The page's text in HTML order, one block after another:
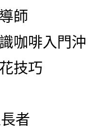
師
咖啡入門沖
技巧
者